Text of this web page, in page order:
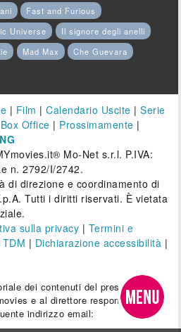
Fast and Furious
Universe
Il signore degli anelli
Mad Max
Che Guevara
| Film |Calendario Uscite |Serie
Box Office | Prossimamente |
Mo-Net s.r.l. P.IVA:
n. 2792/I/2742.
di direzione e coordinamento di
Tutti i diritti riservati. È vietata
sulla privacy | Termini e
| Dichiarazione accessibilità |
dei contenuti del presente sito
e al direttore responsabile.
indirizzo email: